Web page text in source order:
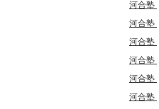
河合塾
河合塾
河合塾
河合塾
河合塾
河合塾